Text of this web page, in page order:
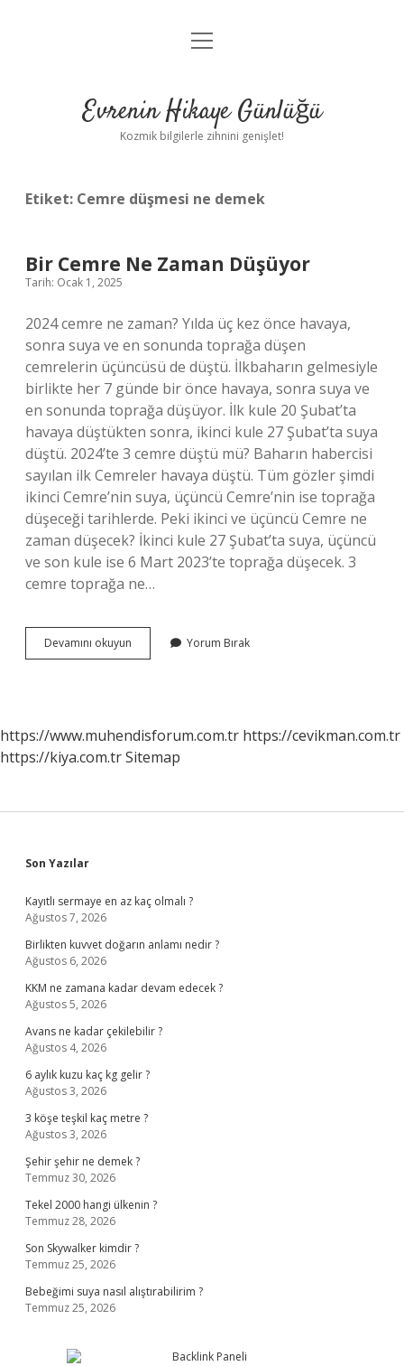
Anasayfa
Yasal Uyarı
menüyü
Evrenin Hikaye Günlüğü
Kozmik bilgilerle zihnini genişlet!
Etiket: Cemre düşmesi ne demek
Bir Cemre Ne Zaman Düşüyor
Tarih: Ocak 1, 2025
2024 cemre ne zaman? Yılda üç kez önce havaya,
sonra suya ve en sonunda toprağa düşen
cemrelerin üçüncüsü de düştü. İlkbaharın gelmesiyle
birlikte her 7 günde bir önce havaya, sonra suya ve
en sonunda toprağa düşüyor. İlk kule 20 Şubat’ta
havaya düştükten sonra, ikinci kule 27 Şubat’ta suya
düştü. 2024’te 3 cemre düştü mü? Baharın habercisi
sayılan ilk Cemreler havaya düştü. Tüm gözler şimdi
ikinci Cemre’nin suya, üçüncü Cemre’nin ise toprağa
düşeceği tarihlerde. Peki ikinci ve üçüncü Cemre ne
zaman düşecek? İkinci kule 27 Şubat’ta suya, üçüncü
ve son kule ise 6 Mart 2023’te toprağa düşecek. 3
cemre toprağa ne…
Devamını okuyun
Cemre
Yorum Bırak
https://www.muhendisforum.com.tr https://cevikman.com.tr
https://kiya.com.trSitemap
Sidebar
Son Yazılar
Kayıtlı sermaye en az kaç olmalı ?
Ağustos 7, 2026
Birlikten kuvvet doğarın anlamı nedir ?
Ağustos 6, 2026
KKM ne zamana kadar devam edecek ?
Ağustos 5, 2026
Avans ne kadar çekilebilir ?
Ağustos 4, 2026
6 aylık kuzu kaç kg gelir ?
Ağustos 3, 2026
3 köşe teşkil kaç metre ?
Ağustos 3, 2026
Şehir şehir ne demek ?
Temmuz 30, 2026
Tekel 2000 hangi ülkenin ?
Temmuz 28, 2026
Son Skywalker kimdir ?
Temmuz 25, 2026
Bebeğimi suya nasıl alıştırabilirim ?
Temmuz 25, 2026